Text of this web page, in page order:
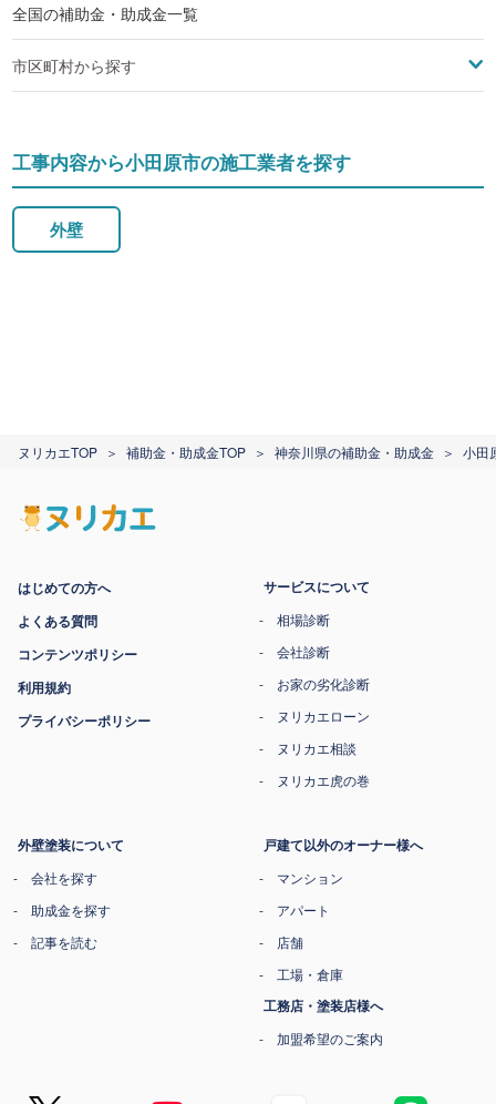
全国の補助金・助成金一覧
市区町村から探す
工事内容から小田原市の施工業者を探す
外壁
ヌリカエTOP 補助金・助成金TOP 神奈川県の補助金・助成金 小田
はじめての方へ
よくある質問
コンテンツポリシー
利用規約
プライバシーポリシー
サービスについて
相場診断
会社診断
お家の劣化診断
ヌリカエローン
ヌリカエ相談
ヌリカエ虎の巻
外壁塗装について
会社を探す
助成金を探す
記事を読む
戸建て以外のオーナー様へ
マンション
アパート
店舗
工場・倉庫
工務店・塗装店様へ
加盟希望のご案内